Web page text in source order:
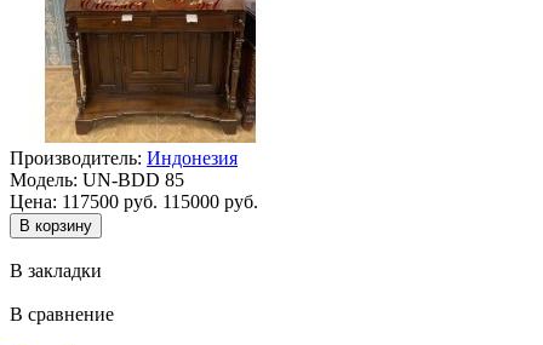
Производитель: Индонезия
Модель: UN-BDD 85
Цена: 117500 руб. 115000 руб.
В закладки
В сравнение